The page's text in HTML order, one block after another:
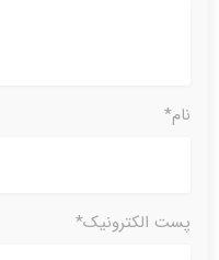
نام*
پست الکترونیک*